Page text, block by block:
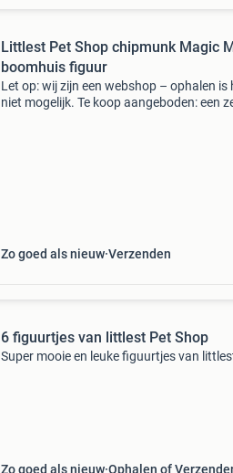
Littlest Pet Shop chipmunk Magic
boomhuis figuur
Let op: wij zijn een webshop – ophalen is
niet mogelijk. Te koop aangeboden: een
Zo goed als nieuw Verzenden
6 figuurtjes van littlest Pet Shop
Super mooie en leuke figuurtjes van
Zo goed als nieuw Ophalen of